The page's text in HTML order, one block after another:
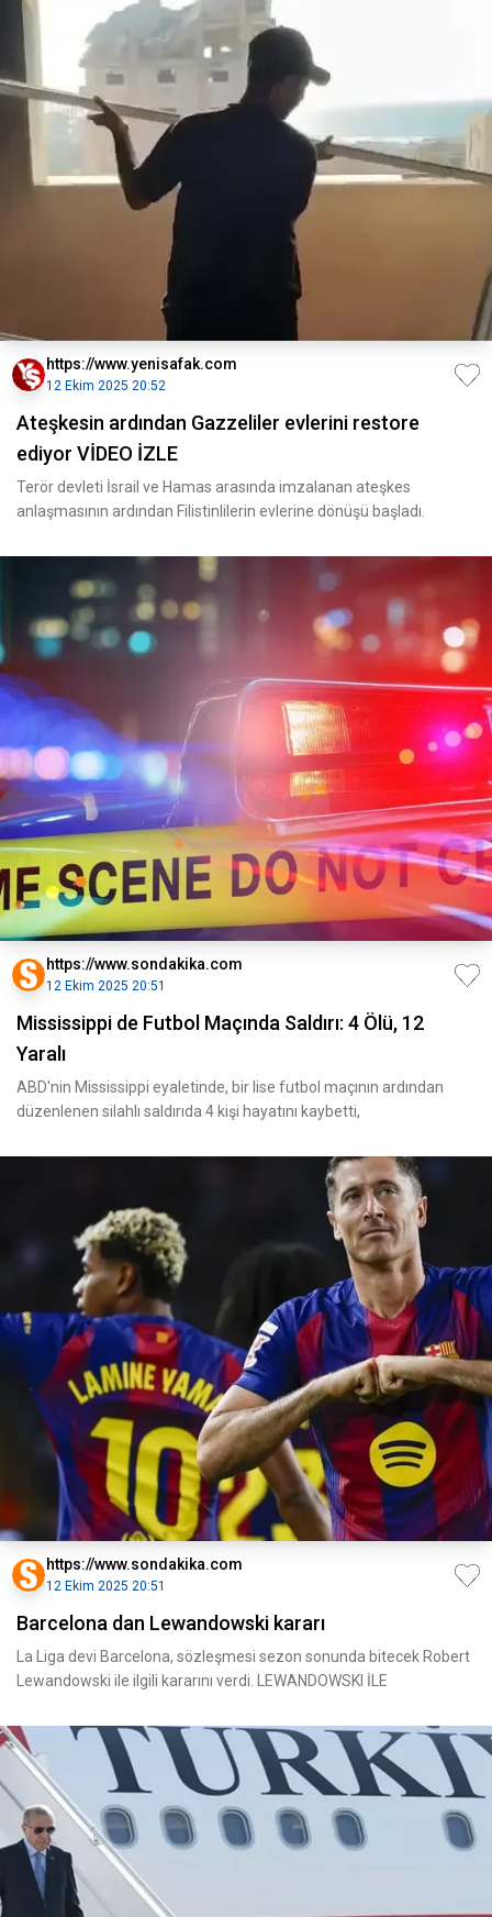
https://www.yenisafak.com
12 Ekim 2025 20:52
Ateşkesin ardından Gazzeliler evlerini restore
ediyor VİDEO İZLE
Terör devleti İsrail ve Hamas arasında imzalanan ateşkes
anlaşmasının ardından Filistinlilerin evlerine dönüşü başladı.
https://www.sondakika.com
12 Ekim 2025 20:51
Mississippi de Futbol Maçında Saldırı: 4 Ölü, 12
Yaralı
ABD'nin Mississippi eyaletinde, bir lise futbol maçının ardından
düzenlenen silahlı saldırıda 4 kişi hayatını kaybetti,
https://www.sondakika.com
12 Ekim 2025 20:51
Barcelona dan Lewandowski kararı
La Liga devi Barcelona, sözleşmesi sezon sonunda bitecek Robert
Lewandowski ile ilgili kararını verdi. LEWANDOWSKI İLE